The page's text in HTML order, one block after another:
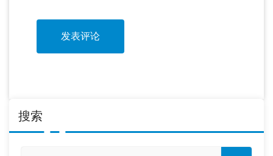
搜索